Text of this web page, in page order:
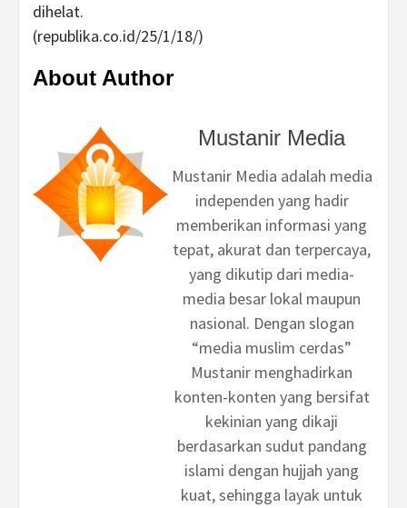
dihelat.
(republika.co.id/25/1/18/)
About Author
Mustanir Media
Mustanir Media adalah media
independen yang hadir
memberikan informasi yang
tepat, akurat dan terpercaya,
yang dikutip dari media-
media besar lokal maupun
nasional. Dengan slogan
“media muslim cerdas”
Mustanir menghadirkan
konten-konten yang bersifat
kekinian yang dikaji
berdasarkan sudut pandang
islami dengan hujjah yang
kuat, sehingga layak untuk